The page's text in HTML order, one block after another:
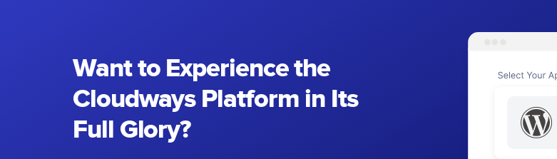
Want to Experience the
Cloudways Platform in Its
Full Glory?